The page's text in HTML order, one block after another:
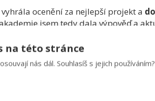
ocenění za nejlepší projekt a
jsem tedy dala výpověď a
trochu kuráže, pokud se
na této stránce
nás dál. Souhlasíš s jejich používáním?